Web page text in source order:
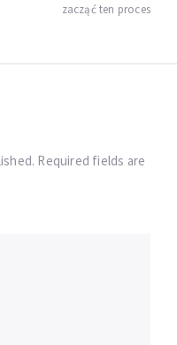
zacząć ten proces
Required fields are